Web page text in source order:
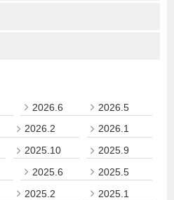
2026.6
2026.5
2026.2
2026.1
2025.10
2025.9
2025.6
2025.5
2025.2
2025.1